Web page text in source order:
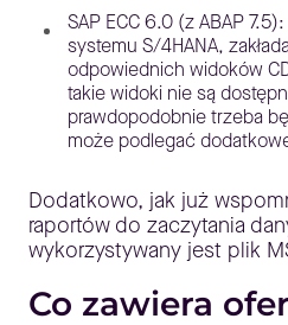
SAP ECC 6.0 (z ABAP
systemu S/4HANA,
odpowiednich widoków
takie widoki nie są
prawdopodobnie trzeba
może podlegać
Dodatkowo, jak już
raportów do zaczytania
wykorzystywany jest plik
Co zawiera